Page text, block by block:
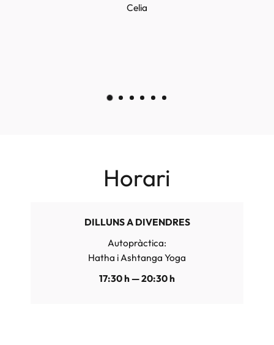
Celia
Horari
DILLUNS A DIVENDRES
Autopràctica:
Hatha i Ashtanga Yoga
17:30 h — 20:30 h